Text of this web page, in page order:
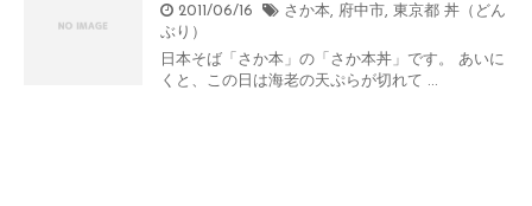
2011/06/16 さか本, 府中市, 東京都 丼（どん
ぶり）
日本そば「さか本」の「さか本丼」です。 あいに
くと、この日は海老の天ぷらが切れて ...